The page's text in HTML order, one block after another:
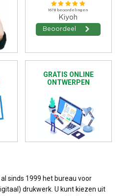
GRATIS ONLINE
ONTWERPEN
sinds 1999 het bureau voor
drukwerk. U kunt kiezen uit